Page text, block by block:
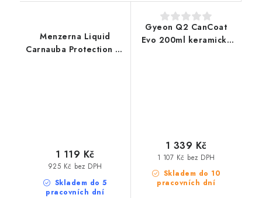
Menzerna Liquid
Carnauba Protection 1L
Skladem do 5
pracovních dní
925 Kč bez DPH
1 119 Kč
Gyeon Q2 CanCoat
Evo 200ml keramický
Skladem do 10
pracovních dní
1 107 Kč bez DPH
1 339 Kč